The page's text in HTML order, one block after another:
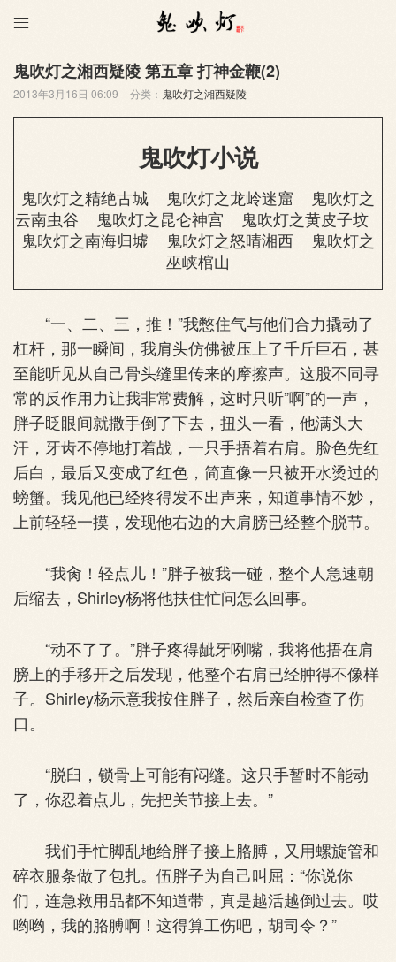

鬼吹灯之湘西疑陵 第五章 打神金鞭(2)
2013年3月16日 06:09 分类： 鬼吹灯之湘西疑陵
鬼吹灯小说
鬼吹灯之精绝古城 鬼吹灯之龙岭迷窟
鬼吹灯之
云南虫谷
鬼吹灯之昆仑神宫
鬼吹灯之黄皮子坟
鬼吹灯之南海归墟
鬼吹灯之怒晴湘西
鬼吹灯之
巫峡棺山
“一、二、三，推！”我憋住气与他们合力撬动了
杠杆，那一瞬间，我肩头仿佛被压上了千斤巨石，甚
至能听见从自己骨头缝里传来的摩擦声。这股不同寻
常的反作用力让我非常费解，这时只听”啊”的一声，
胖子眨眼间就撒手倒了下去，扭头一看，他满头大
汗，牙齿不停地打着战，一只手捂着右肩。脸色先红
后白，最后又变成了红色，简直像一只被开水烫过的
螃蟹。我见他已经疼得发不出声来，知道事情不妙，
上前轻轻一摸，发现他右边的大肩膀已经整个脱节。
“我肏！轻点儿！”胖子被我一碰，整个人急速朝
后缩去，Shirley杨将他扶住忙问怎么回事。
“动不了了。”胖子疼得龇牙咧嘴，我将他捂在肩
膀上的手移开之后发现，他整个右肩已经肿得不像样
子。Shirley杨示意我按住胖子，然后亲自检查了伤
口。
“脱臼，锁骨上可能有闷缝。这只手暂时不能动
了，你忍着点儿，先把关节接上去。”
我们手忙脚乱地给胖子接上胳膊，又用螺旋管和
碎衣服条做了包扎。伍胖子为自己叫屈：“你说你
们，连急救用品都不知道带，真是越活越倒过去。哎
哟哟，我的胳膊啊！这得算工伤吧，胡司令？”